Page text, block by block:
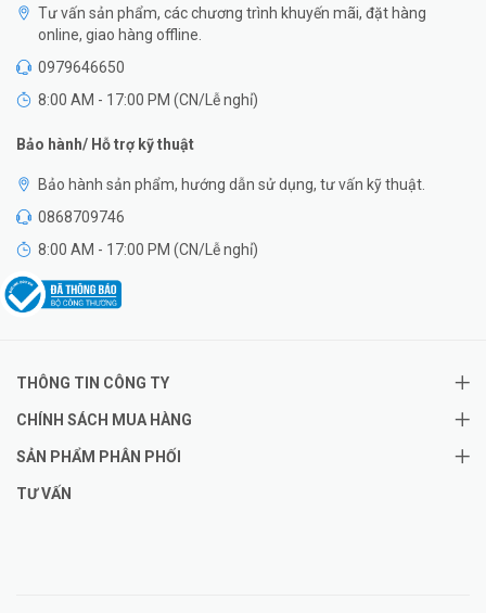
Tư vấn sản phẩm, các chương trình khuyến mãi, đặt hàng
online, giao hàng offline.
0979646650
8:00 AM - 17:00 PM (CN/Lễ nghỉ)
Bảo hành/ Hỗ trợ kỹ thuật
Bảo hành sản phẩm, hướng dẫn sử dụng, tư vấn kỹ thuật.
0868709746
8:00 AM - 17:00 PM (CN/Lễ nghỉ)
THÔNG TIN CÔNG TY
CHÍNH SÁCH MUA HÀNG
SẢN PHẨM PHÂN PHỐI
TƯ VẤN